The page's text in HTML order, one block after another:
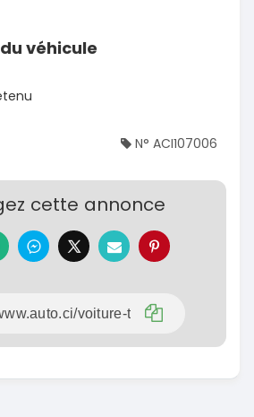
véhicule
N° ACI107006
cette annonce